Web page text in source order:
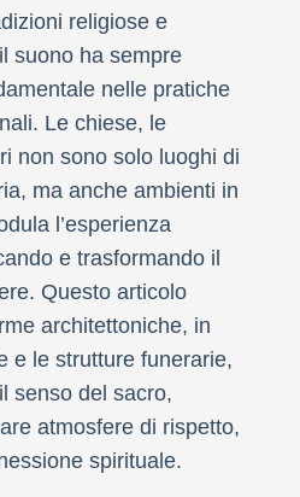
religiose e
suono ha sempre
nelle pratiche
Le chiese, le
non sono solo luoghi di
ma anche ambienti in
l’esperienza
e trasformando il
Questo articolo
architettoniche, in
e le strutture funerarie,
senso del sacro,
atmosfere di rispetto,
spirituale.